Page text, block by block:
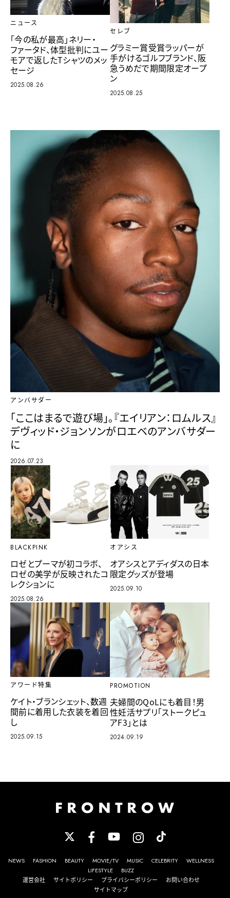
ニュース
「今の私が最高」ネリー・
ファータド、体型批判にユー
モアで返したTシャツのメッ
セージ
2025.08.26
セレブ
グラミー賞受賞ラッパーが
手がけるゴルフブランド、阪
急うめだで期間限定オープ
ン
2025.08.25
アンバサダー
「ここはまるで遊び場」。『エイリアン：ロムルス』
デヴィッド・ジョンソンがロエベのアンバサダー
に
2026.07.23
BLACKPINK
ロゼとプーマが初コラボ、
ロゼの美学が反映されたコ
レクションに
2025.08.26
オアシス
オアシスとアディダスの日本
限定グッズが登場
2025.09.10
アワード特集
ケイト・ブランシェット、数週
間前に着用した衣装を着回
し
2025.09.15
PROMOTION
夫婦間のQoLにも着目！男
性妊活サプリ「ストークピュ
アF3」とは
2024.09.19
NEWS FASHION BEAUTY MOVIE/TV MUSIC CELEBRITY
WELLNESS
LIFESTYLE
BUZZ
運営会社
サイトポリシー プライバシーポリシー
お問い合わせ
サイトマップ